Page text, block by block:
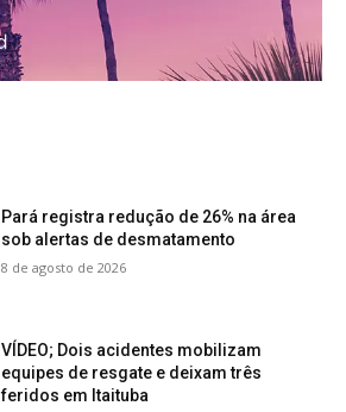
Pará registra redução de 26% na área
sob alertas de desmatamento
8 de agosto de 2026
VÍDEO; Dois acidentes mobilizam
equipes de resgate e deixam três
feridos em Itaituba